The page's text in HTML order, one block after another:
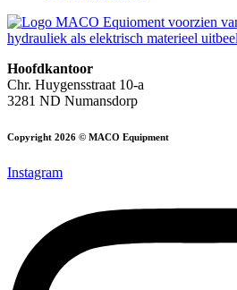
Hoofdkantoor
Chr. Huygensstraat 10-a
3281 ND Numansdorp
Copyright 2026 © MACO Equipment
Instagram